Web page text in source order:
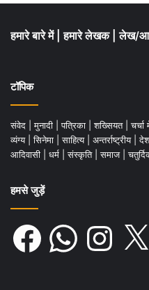
हमारे बारे में हमारे लेखक लेख/
टॉपिक
संवेद मुनादी पत्रिका शख्सियत चर्चा
व्यंग्य
सिनेमा साहित्य अन्तर्राष्ट्रीय
आदिवासी
धर्म संस्कृति समाज
हमसे जुड़ें
Facebook WhatsAppInstagram